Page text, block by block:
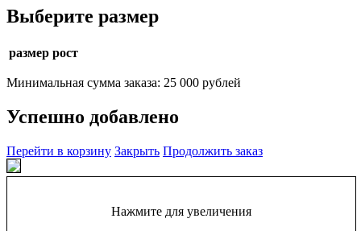
Выберите размер
размер рост
Минимальная сумма заказа: 25 000 рублей
Успешно добавлено
Перейти в корзину Закрыть Продолжить заказ
Нажмите для увеличения